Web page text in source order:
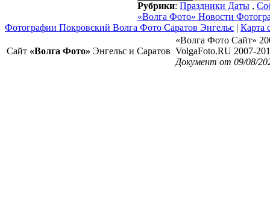
Рубрики: Праздники Даты ,
«Волга Фото» Новости
Фотографии Покровский Волга Фото Саратов Энгельс | Карта
Сайт «Волга Фото» Энгельс и Саратов
«Волга Фото Сайт»
VolgaFoto.RU 2007-
Документ от 09/08/